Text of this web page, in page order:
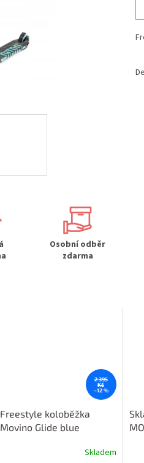
Osobní odběr
zdarma
2 395
Kč
–12 %
Freestyle koloběžka
Movino Glide blue
Skladem